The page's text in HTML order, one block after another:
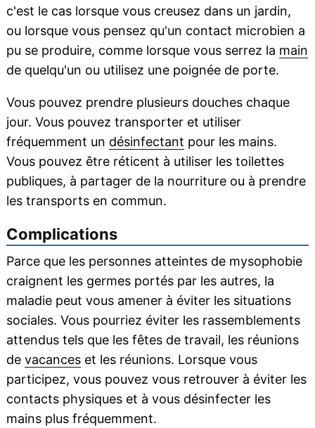
c'est le cas lorsque vous creusez dans un jardin,
ou lorsque vous pensez qu'un contact microbien a
pu se produire, comme lorsque vous serrez la main
de quelqu'un ou utilisez une poignée de porte.
Vous pouvez prendre plusieurs douches chaque
jour. Vous pouvez transporter et utiliser
fréquemment un désinfectant pour les mains.
Vous pouvez être réticent à utiliser les toilettes
publiques, à partager de la nourriture ou à prendre
les transports en commun.
Complications
Parce que les personnes atteintes de mysophobie
craignent les germes portés par les autres, la
maladie peut vous amener à éviter les situations
sociales. Vous pourriez éviter les rassemblements
attendus tels que les fêtes de travail, les réunions
de vacanceset les réunions. Lorsque vous
participez, vous pouvez vous retrouver à éviter les
contacts physiques et à vous désinfecter les
mains plus fréquemment.